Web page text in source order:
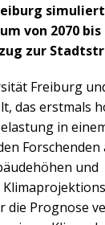
von 2070 bis
zur
Freiburg
das erstmals
in
und
Prognose